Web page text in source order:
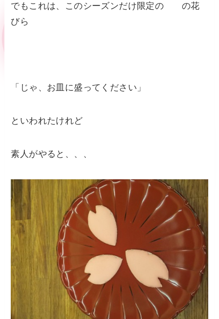
でもこれは、このシーズンだけ限定の の花
びら
「じゃ、お皿に盛ってください」
といわれたけれど
素人がやると、、、